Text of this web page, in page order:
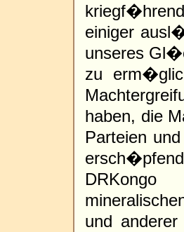
einiger
unseres
zu
haben, die
Parteien
und